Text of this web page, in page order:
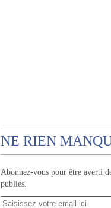
NE RIEN
Abonnez-vous pour être averti
publiés.